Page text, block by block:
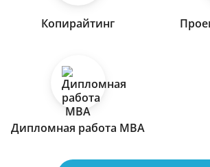
Копирайтинг
Дипломная работа МВА